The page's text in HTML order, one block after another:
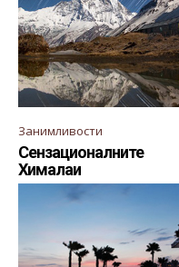
Занимливости
Сензационалните
Хималаи